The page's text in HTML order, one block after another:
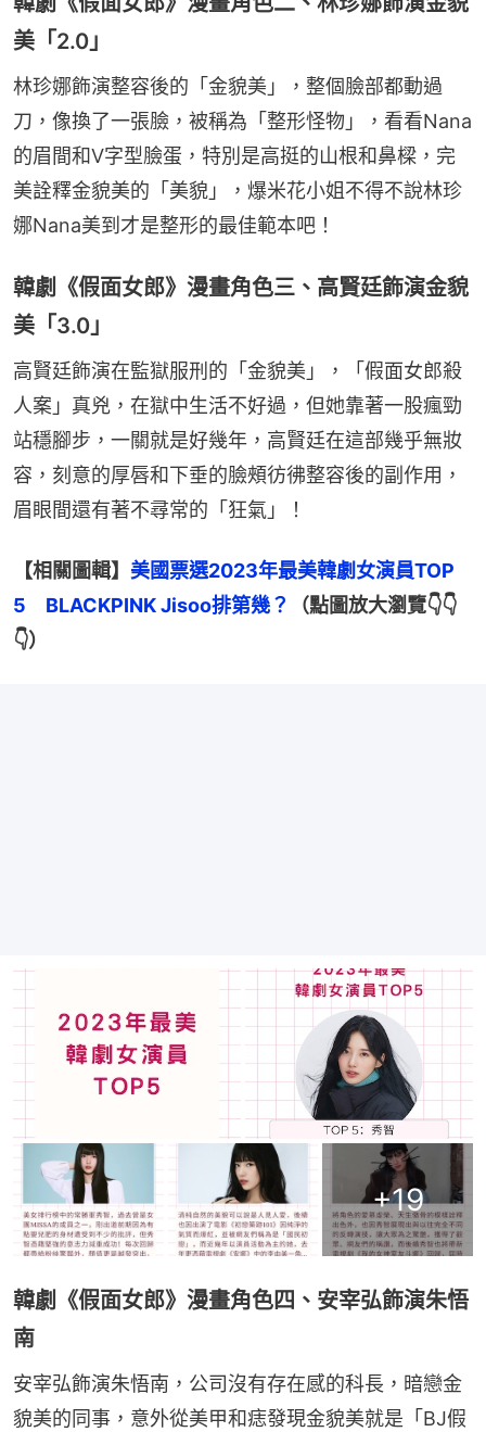
美「2.0」
林珍娜飾演整容後的「金貌美」，整個臉部都動過
刀，像換了一張臉，被稱為「整形怪物」，看看Nana
的眉間和V字型臉蛋，特別是高挺的山根和鼻樑，完
美詮釋金貌美的「美貌」，爆米花小姐不得不說林珍
娜Nana美到才是整形的最佳範本吧！
韓劇《假面女郎》漫畫角色三、高賢廷飾演金貌
美「3.0」
高賢廷飾演在監獄服刑的「金貌美」，「假面女郎殺
人案」真兇，在獄中生活不好過，但她靠著一股瘋勁
站穩腳步，一關就是好幾年，高賢廷在這部幾乎無妝
容，刻意的厚唇和下垂的臉頰彷彿整容後的副作用，
眉眼間還有著不尋常的「狂氣」！
【相關圖輯】 美國票選2023年最美韓劇女演員TOP
5　BLACKPINK Jisoo排第幾？
（點圖放大瀏覽👇👇
👇）
+19
韓劇《假面女郎》漫畫角色四、安宰弘飾演朱悟
南
安宰弘飾演朱悟南，公司沒有存在感的科長，暗戀金
貌美的同事，意外從美甲和痣發現金貌美就是「BJ假